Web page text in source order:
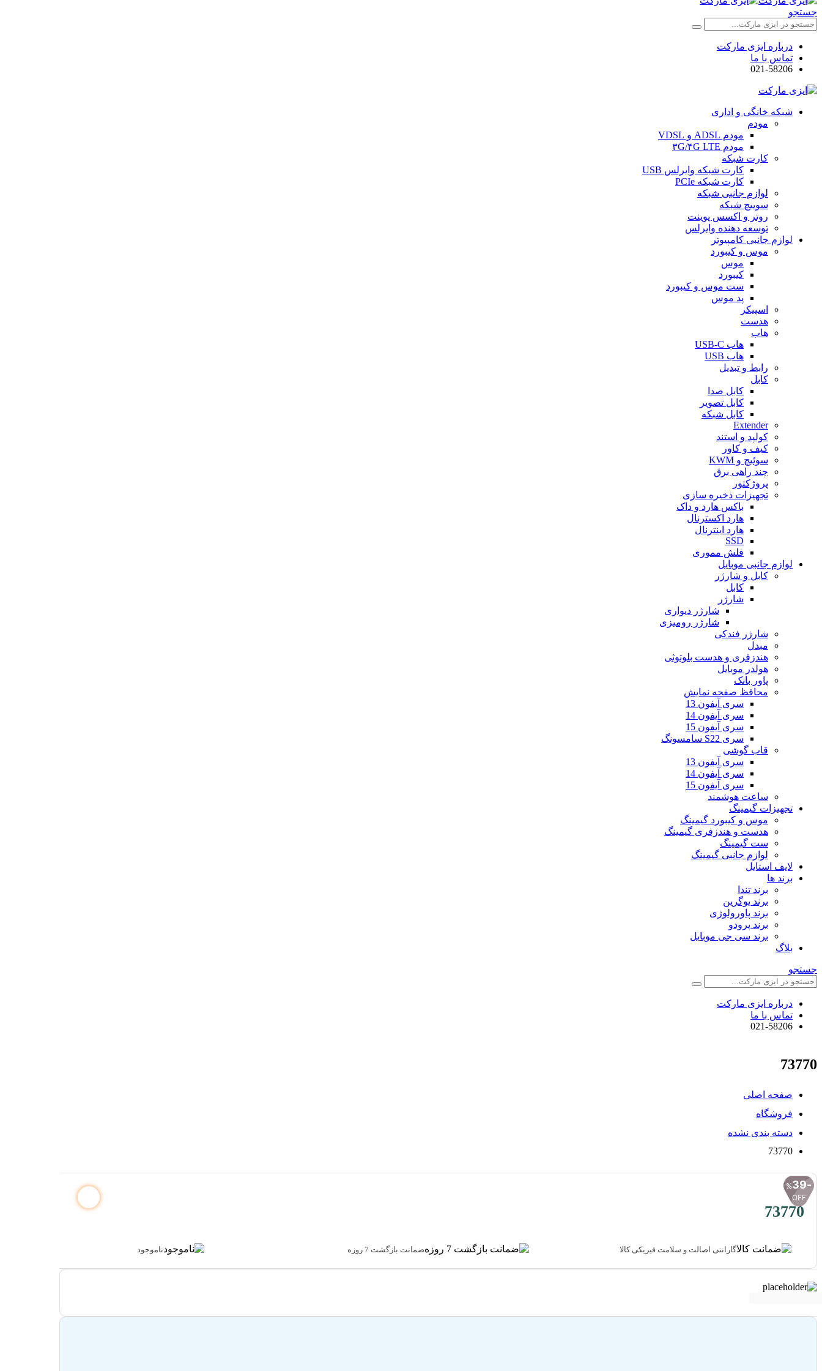
جستجو
درباره ایزی مارکت
تماس با ما
021-58206
شبکه خانگی و اداری
مودم
مودم ADSL و VDSL
مودم ۳G/۴G LTE
کارت شبکه
کارت شبکه وایرلس USB
کارت شبکه PCIe
لوازم جانبی شبکه
سوییچ شبکه
روتر و اکسس پوینت
توسعه دهنده وایرلس
لوازم جانبی کامپیوتر
موس و کیبورد
موس
کیبورد
ست موس و کیبورد
پد موس
اسپیکر
هدست
هاب
هاب USB-C
هاب USB
رابط و تبدیل
کابل
کابل صدا
کابل تصویر
کابل شبکه
Extender
کولپد و استند
کیف و کاور
سوئیچ و KWM
چند راهی برق
پروژکتور
تجهیزات ذخیره سازی
باکس هارد و داک
هارد اکسترنال
هارد اینترنال
SSD
فلش مموری
لوازم جانبی موبایل
کابل و شارژر
کابل
شارژر
شارژر دیواری
شارژر رومیزی
شارژر فندکی
مبدل
هندزفری و هدست بلوتوثی
هولدر موبایل
پاور بانک
محافظ صفحه نمایش
سری آیفون 13
سری آیفون 14
سری آیفون 15
سری S22 سامسونگ
قاب گوشی
سری آیفون 13
سری آیفون 14
سری آیفون 15
ساعت هوشمند
تجهیزات گیمینگ
موس و کیبورد گیمینگ
هدست و هندزفری گیمینگ
ست گیمینگ
لوازم جانبی گیمینگ
لایف استایل
برند ها
برند تندا
برند یوگرین
برند پاورولوژی
برند پرودو
برند سی جی موبایل
بلاگ
جستجو
درباره ایزی مارکت
تماس با ما
021-58206
73770
صفحه اصلی
فروشگاه
دسته بندی نشده
73770
73770
گارانتی اصالت و سلامت فیزیکی کالا ضمانت بازگشت 7 روزه ناموجود
39
%
OFF